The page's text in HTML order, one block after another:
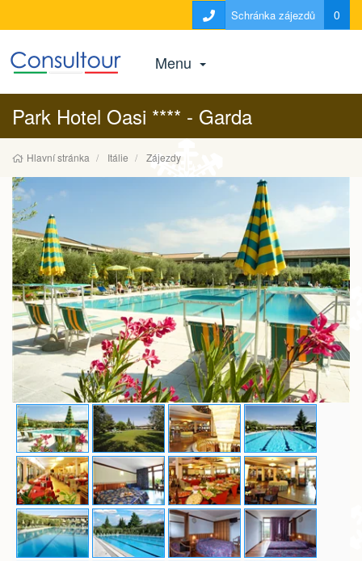
Schránka zájezdů 0
Menu
Park Hotel Oasi **** - Garda
Hlavní stránka Itálie Zájezdy